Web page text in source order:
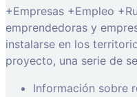
+Empresas +Empleo
emprendedoras y
instalarse en los
proyecto, una serie de
Información sobre